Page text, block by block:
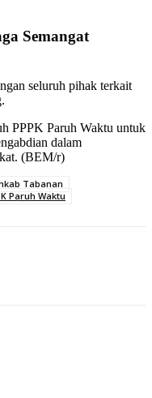
Semangat
seluruh pihak terkait
PPPK Paruh Waktu untuk
dalam
(BEM/r)
Tabanan
Paruh Waktu